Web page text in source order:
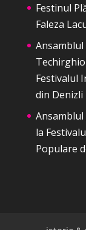
Festinul
Faleza
Festivalul
din Denizli
la
Populare